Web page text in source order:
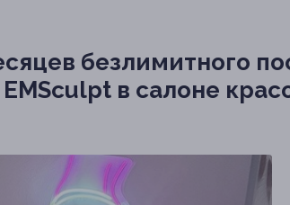
безлимитного
в салоне